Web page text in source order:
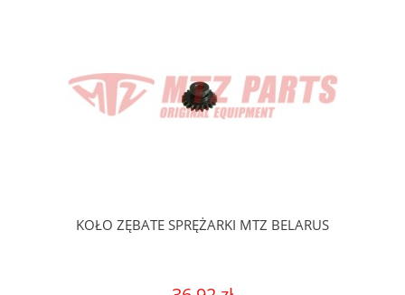
KOŁO ZĘBATE SPRĘŻARKI MTZ BELARUS